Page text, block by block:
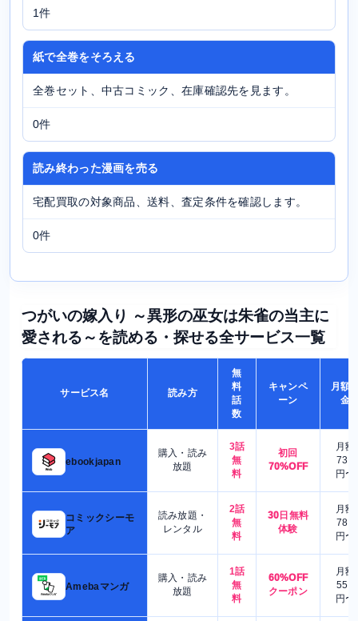
1件
紙で全巻をそろえる
全巻セット、中古コミック、在庫確認先を見ます。
0件
読み終わった漫画を売る
宅配買取の対象商品、送料、査定条件を確認します。
0件
つがいの嫁入り ～異形の巫女は朱雀の当主に
愛される～を読める・探せる全サービス一覧
サービス名 読み方
無
料
話
数
キャンペ
ーン
月額
金
ebookjapan
購入・読み
放題
3話
無
料
初回
70%OFF
月額
730
円〜
コミックシーモ
ア
読み放題・
レンタル
2話
無
料
30日無料
体験
月額
780
円〜
Amebaマンガ
購入・読み
放題
1話
無
料
60%OFF
クーポン
月額
550
円〜